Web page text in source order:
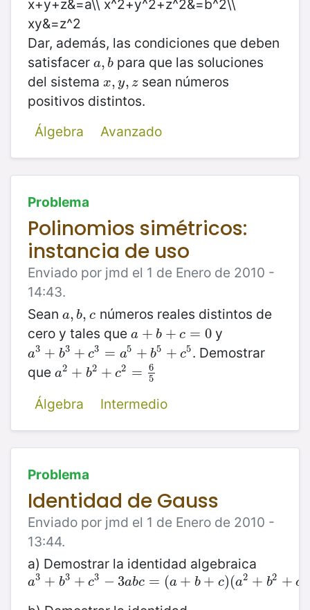
x+y+z&=a\\ x^2+y^2+z^2&=b^2\\
xy&=z^2
Dar, además, las condiciones que deben
satisfacer a, b
a,b para que las soluciones
del sistema x, y, z
x,y,z
sean números
positivos distintos.
Álgebra
Avanzado
Problema
Polinomios simétricos:
instancia de uso
Enviado por jmd el 1 de Enero de 2010 -
14:43.
Sean a, b, c
a,b,c números reales distintos de
cero y tales que a + b + c = 0
a +b + c=0 y
a3 + b3 + c3 = a5 + b5 + c5
a3 +b3+c 3= a5 +b 5+c 5
. Demostrar
que a2 + b2 + c2 =
6
5
a2 +b2+c 2= 65
Álgebra
Intermedio
Problema
Identidad de Gauss
Enviado por jmd el 1 de Enero de 2010 -
13:44.
a) Demostrar la identidad algebraica
a3 + b3 + c3 − 3abc = (a + b + c)(a2 + b2 + c
a3 +b3+c 3− 3abc=( a+ b+c )(a2 +b2+ c2 −ab−